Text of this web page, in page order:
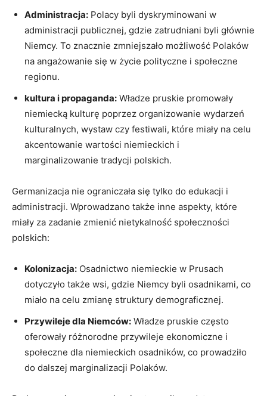
Administracja: Polacy byli dyskryminowani w
administracji publicznej, gdzie zatrudniani byli głównie
Niemcy. ⁣To znacznie⁤ zmniejszało możliwość Polaków
na angażowanie się w życie polityczne i społeczne
regionu.
kultura i propaganda: ‍Władze pruskie ‌promowały
niemiecką kulturę⁣ poprzez organizowanie wydarzeń
kulturalnych, wystaw ⁤czy festiwali, które miały na celu
akcentowanie wartości niemieckich i
marginalizowanie tradycji polskich.
Germanizacja nie ograniczała się tylko do edukacji i
administracji. Wprowadzano także inne aspekty, które
miały za zadanie zmienić nietykalność społeczności
polskich:
Kolonizacja: Osadnictwo niemieckie w Prusach‍
dotyczyło także wsi, gdzie Niemcy byli osadnikami, co
miało na celu zmianę struktury demograficznej.
Przywileje dla Niemców: Władze pruskie często
oferowały różnorodne przywileje ekonomiczne i
społeczne‌ dla niemieckich⁢ osadników, co prowadziło
do dalszej marginalizacji Polaków.